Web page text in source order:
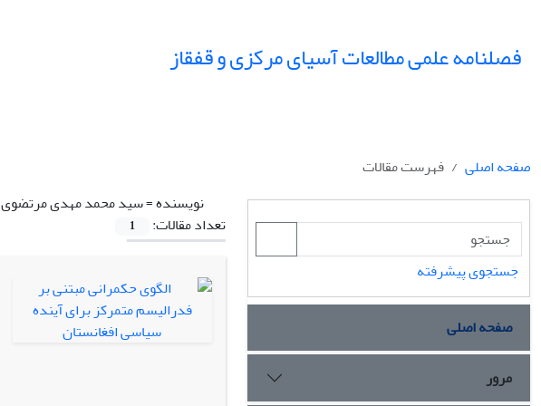
فصلنامه علمی مطالعات آسیای مرکزی و قفقاز
صفحه اصلی
فهرست مقالات
نویسنده =سید محمد مهدی مرتضوی
تعداد مقالات:
1
جستجوی پیشرفته
صفحه اصلی
مرور